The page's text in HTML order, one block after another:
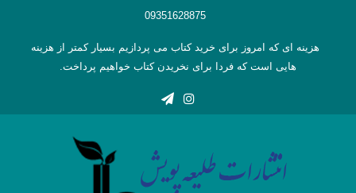
09351628875
هزینه ای که امروز برای خرید کتاب می پردازیم بسیار کمتر از هزینه
هایی است که فردا برای نخریدن کتاب خواهیم پرداخت.